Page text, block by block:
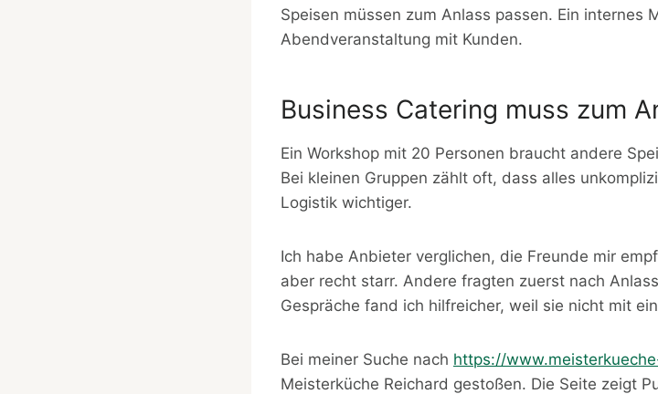
Speisen müssen zum Anlass passen. Ein internes
Abendveranstaltung mit Kunden.
Business Catering muss zum
Ein Workshop mit 20 Personen braucht andere
Bei kleinen Gruppen zählt oft, dass alles
Logistik wichtiger.
Ich habe Anbieter verglichen, die Freunde mir
aber recht starr. Andere fragten zuerst nach
Gespräche fand ich hilfreicher, weil sie nicht mit
Bei meiner Suche nach https://
Meisterküche Reichard gestoßen. Die Seite zeigt